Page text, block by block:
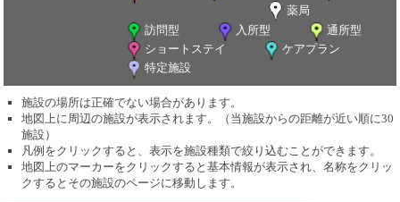
薬局
訪問型
入所型
通所型
ショートステイ
ケアプラン
特定施設
施設の場所は正確でない場合があります。
地図上に周辺の施設が表示されます。（当施設からの距離が近い順に30
施設）
凡例をクリックすると、表示を施設種類で絞り込むことができます。
地図上のマーカーをクリックすると基本情報が表示され、名称をクリッ
クするとその施設のページに移動します。